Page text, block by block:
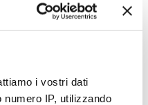
i vostri dati
IP, utilizzando
of it now!